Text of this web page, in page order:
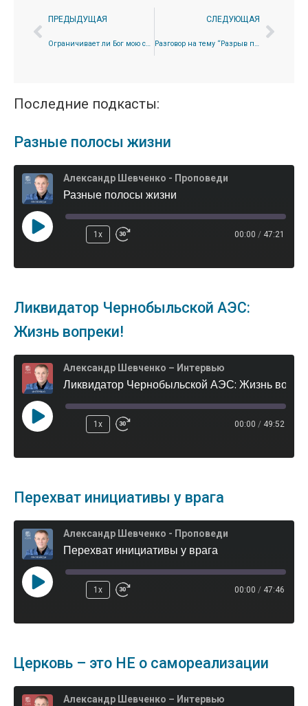
ПРЕДЫДУЩАЯ
Ограничивает ли Бог мою свободу?
СЛЕДУЮЩАЯ
Разговор на тему “Разрыв поколений”
Последние подкасты:
Разные полосы жизни
Александр Шевченко - Проповеди
Разные полосы жизни
1x 00:00 / 47:21
Ликвидатор Чернобыльской АЭС:
Жизнь вопреки!
Александр Шевченко – Интервью
1x 00:00 / 49:52
Перехват инициативы у врага
Александр Шевченко - Проповеди
Перехват инициативы у врага
1x 00:00 / 47:46
Церковь – это НЕ о самореализации
Александр Шевченко – Интервью